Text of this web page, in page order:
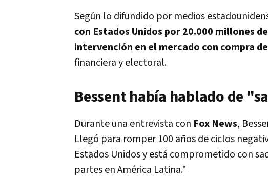
Según lo difundido por medios
con Estados Unidos por 20.000 millones
intervención en el mercado con compra
financiera y electoral.
Bessent había hablado de
Durante una entrevista con Fox News,
Llegó para romper 100 años de ciclos
Estados Unidos y está comprometido con
partes en América Latina."